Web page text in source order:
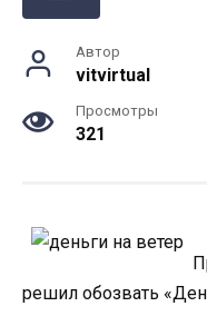
Автор
vitvirtual
Просмотры
321
решил обозвать